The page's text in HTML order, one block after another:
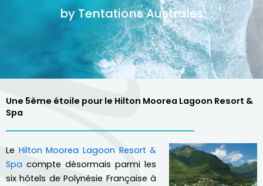
by Tentations Australes
Une 5ème étoile pour le Hilton Moorea Lagoon Resort &
Spa
Le Hilton Moorea Lagoon Resort &
Spa compte désormais parmi les
six hôtels de Polynésie Française à